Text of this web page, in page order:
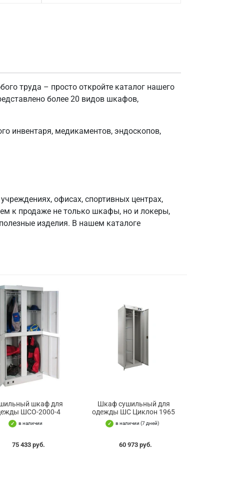
труда – просто откройте каталог нашего
более 20 видов шкафов,
инвентаря, медикаментов, эндоскопов,
офисах, спортивных центрах,
к продаже не только шкафы, но и локеры,
изделия. В нашем каталоге
шкаф для
ШСО-2000-4
в наличии
75 433 руб.
Шкаф сушильный для
одежды ШС Циклон 1965
в наличии (7 дней)
60 973 руб.